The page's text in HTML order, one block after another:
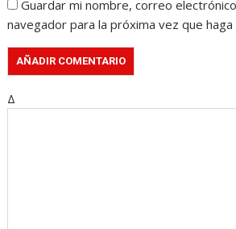
Guardar mi nombre, correo
navegador para la próxima vez que
Δ